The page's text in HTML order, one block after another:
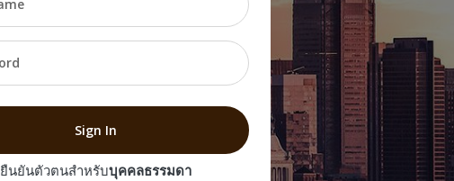
Sign In
ยืนยันตัวตนสำหรับบุคคลธรรมดา